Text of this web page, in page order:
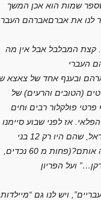
שמות הוא אכן המשך
קצת המבלבל אבל אין מה
ובענף אחד של צאצא
(הטובים והרעים) של
פולקלור רבים וחים
אז לפני שבוע סיימנו
את קריאת הסיפורים ה”טרום” היסטריים, עד להופעתם של בני ישראל, שהם היו רק 12 בני
ישראל. היו ל – 12 אלה עוד צאצאים “נכדי ישראל’יעקב” (מי ספר/ה אותם?(פחות מ 60 נכדים,
בינתיים – “עבריים”, ויש לנו גם “מיילדות